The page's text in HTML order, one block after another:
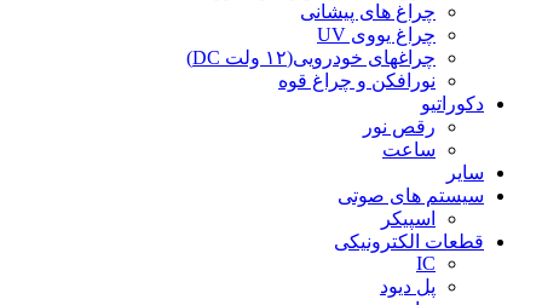
چراغ های پیشانی
چراغ یووی UV
چراغهای خودرویی(۱۲ ولت DC)
نورافکن و چراغ قوه
دکوراتیو
رقص نور
ساعت
سایر
سیستم های صوتی
اسپیکر
قطعات الکترونیکی
IC
پل دیود